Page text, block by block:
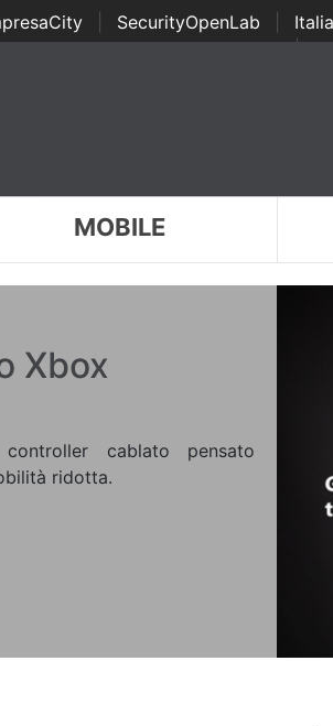
SecurityOpenLab
Awards | ...
MOBILE
Xbox
cablato pensato
ridotta.